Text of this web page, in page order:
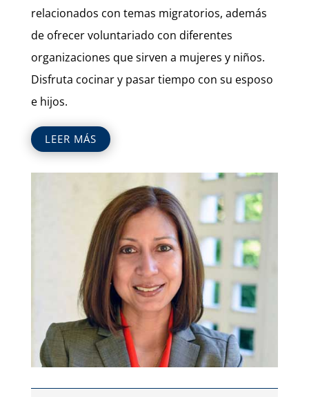
relacionados con temas migratorios, además
de ofrecer voluntariado con diferentes
organizaciones que sirven a mujeres y niños.
Disfruta cocinar y pasar tiempo con su esposo
e hijos.
LEER MÁS